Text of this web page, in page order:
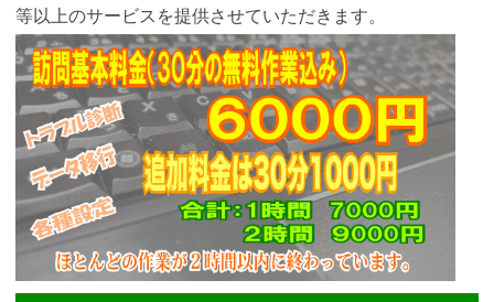
等以上のサービスを提供させていただきます。